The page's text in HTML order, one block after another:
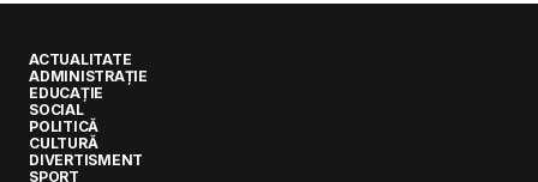
ACTUALITATE
ADMINISTRAȚIE
EDUCAȚIE
SOCIAL
POLITICĂ
CULTURĂ
DIVERTISMENT
SPORT